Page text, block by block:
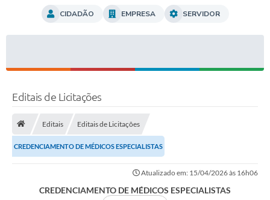
CIDADÃO EMPRESA SERVIDOR
Editais de Licitações
Editais Editais de Licitações
CREDENCIAMENTO DE MÉDICOS ESPECIALISTAS
Atualizado em: 15/04/2026 às 16h06
CREDENCIAMENTO DE MÉDICOS ESPECIALISTAS